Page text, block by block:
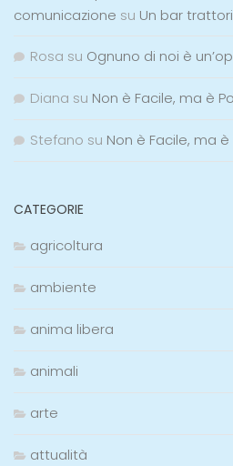
comunicazione su Un bar
Rosa su Ognuno di noi è
Diana su Non è Facile, ma è
Stefano su Non è Facile, ma è
CATEGORIE
agricoltura
ambiente
anima libera
animali
arte
attualità